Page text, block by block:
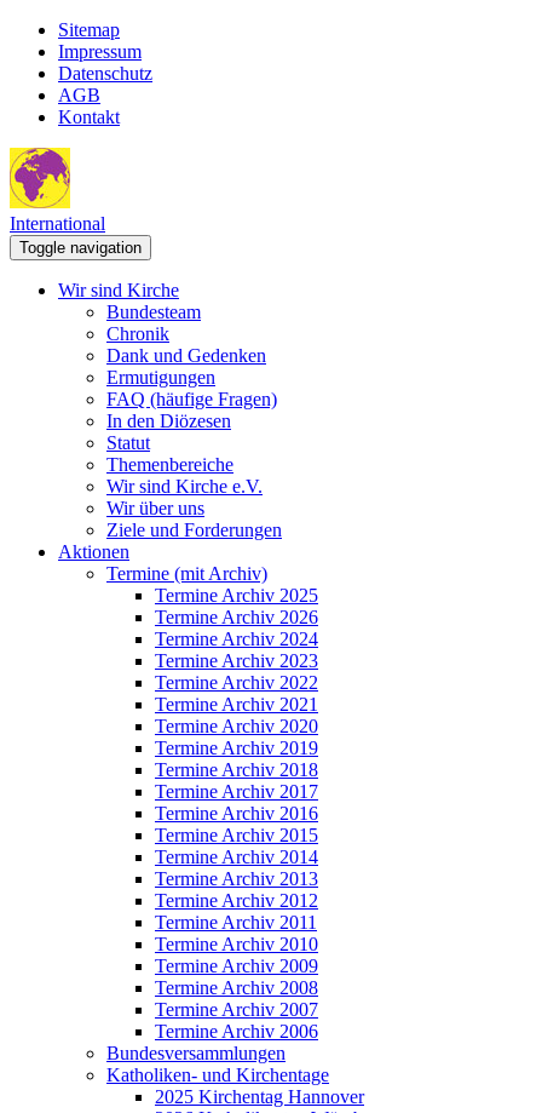
Sitemap
Impressum
Datenschutz
AGB
Kontakt
International
Toggle navigation
Wir sind Kirche
Bundesteam
Chronik
Dank und Gedenken
Ermutigungen
FAQ (häufige Fragen)
In den Diözesen
Statut
Themenbereiche
Wir sind Kirche e.V.
Wir über uns
Ziele und Forderungen
Aktionen
Termine (mit Archiv)
Termine Archiv 2025
Termine Archiv 2026
Termine Archiv 2024
Termine Archiv 2023
Termine Archiv 2022
Termine Archiv 2021
Termine Archiv 2020
Termine Archiv 2019
Termine Archiv 2018
Termine Archiv 2017
Termine Archiv 2016
Termine Archiv 2015
Termine Archiv 2014
Termine Archiv 2013
Termine Archiv 2012
Termine Archiv 2011
Termine Archiv 2010
Termine Archiv 2009
Termine Archiv 2008
Termine Archiv 2007
Termine Archiv 2006
Bundesversammlungen
Katholiken- und Kirchentage
2025 Kirchentag Hannover